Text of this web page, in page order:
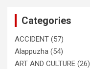
Categories
ACCIDENT (57)
Alappuzha (54)
ART AND CULTURE (26)